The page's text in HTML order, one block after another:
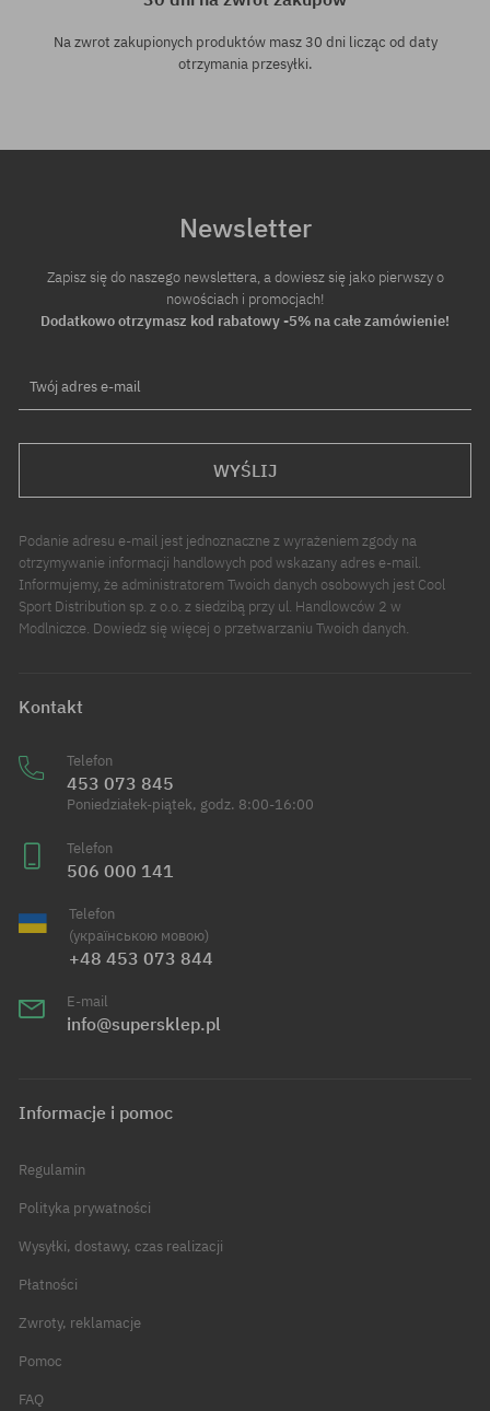
Na zwrot zakupionych produktów masz 30 dni licząc od daty
otrzymania przesyłki.
Newsletter
Zapisz się do naszego newslettera, a dowiesz się jako pierwszy o
nowościach i promocjach!
Dodatkowo otrzymasz kod rabatowy -5% na całe zamówienie!
Twój adres e-mail
WYŚLIJ
Podanie adresu e-mail jest jednoznaczne z wyrażeniem zgody na
otrzymywanie informacji handlowych pod wskazany adres e-mail.
Informujemy, że administratorem Twoich danych osobowych jest Cool
Sport Distribution sp. z o.o. z siedzibą przy ul. Handlowców 2 w
Modlniczce. Dowiedz się więcej o przetwarzaniu Twoich danych.
Kontakt
Telefon
453 073 845
Poniedziałek-piątek, godz. 8:00-16:00
Telefon
506 000 141
Telefon
(українською мовою)
+48 453 073 844
E-mail
info@supersklep.pl
Informacje i pomoc
Regulamin
Polityka prywatności
Wysyłki, dostawy, czas realizacji
Płatności
Zwroty, reklamacje
Pomoc
FAQ